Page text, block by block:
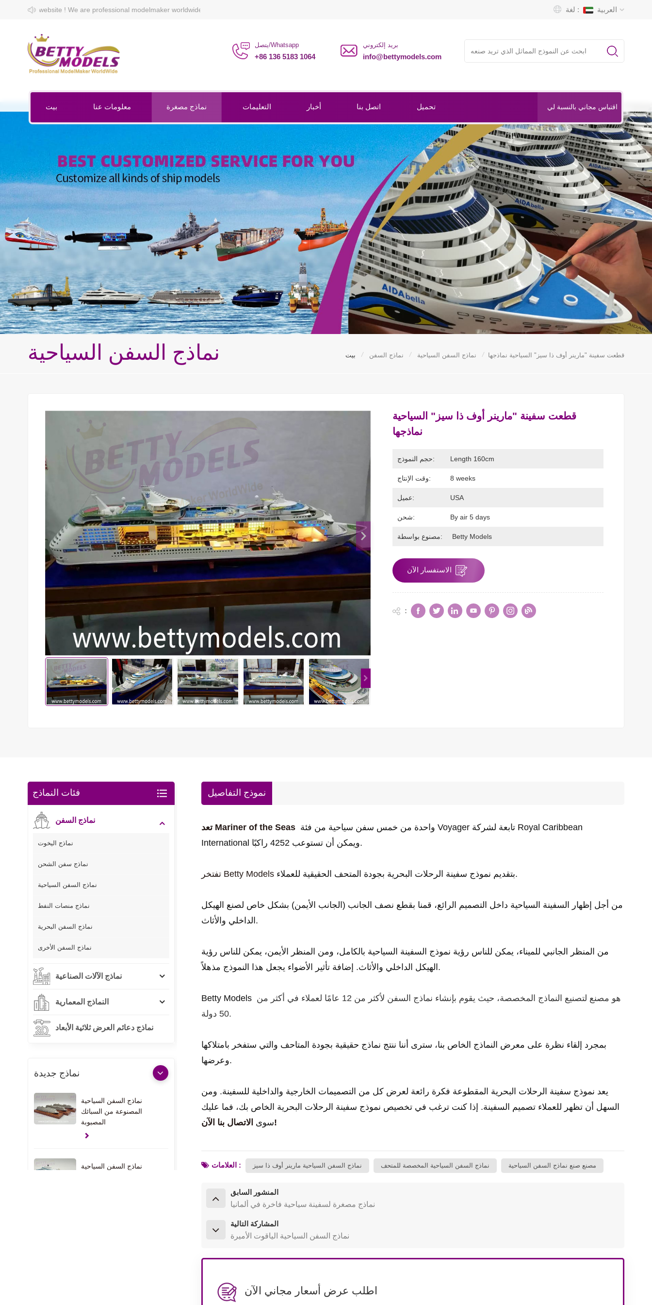
are professional modelmaker worldwide. لغة : العربية
يتصل/Whatsapp
+86 136 5183 1064
بريد إلكتروني
info@bettymodels.com
اقتباس مجاني بالنسبة لي بيت معلومات عنا نماذج مصغرة التعليمات أخبار اتصل بنا تحميل
نماذج السفن السياحية بيت / نماذج السفن / نماذج السفن السياحية / قطعت سفينة "مارينر أوف ذا سيز" السياحية نماذجها
قطعت سفينة "مارينر أوف ذا سيز" السياحية
نماذجها
حجم النموذج: Length 160cm
وقت الإنتاج: 8 weeks
عميل: USA
شحن: By air 5 days
مصنوع بواسطة: Betty Models
الاستفسار الآن
:
نموذج التفاصيل
تعد Mariner of the Seasواحدة من خمس سفن سياحية من فئة Voyager تابعة لشركة Royal Caribbean
International ويمكن أن تستوعب 4252 راكبًا.
تفتخر Betty Models بتقديم نموذج سفينة الرحلات البحرية بجودة المتحف الحقيقية للعملاء.
من أجل إظهار السفينة السياحية داخل التصميم الرائع، قمنا بقطع نصف الجانب (الجانب الأيمن) بشكل خاص لصنع الهيكل
الداخلي والأثاث.
من المنظر الجانبي للميناء، يمكن للناس رؤية نموذج السفينة السياحية بالكامل، ومن المنظر الأيمن، يمكن للناس رؤية
الهيكل الداخلي والأثاث.إضافة تأثير الأضواء يجعل هذا النموذج مذهلاً.
Betty Models
50 دولة.
بمجرد إلقاء نظرة على معرض النماذج الخاص بنا، سترى أننا ننتج نماذج حقيقية بجودة المتاحف والتي ستفخر بامتلاكها
وعرضها.
يعد نموذج سفينة الرحلات البحرية المقطوعة فكرة رائعة لعرض كل من التصميمات الخارجية والداخلية للسفينة. ومن
السهل أن تظهر للعملاء تصميم السفينة. إذا كنت ترغب في تخصيص نموذج سفينة الرحلات البحرية الخاص بك، فما عليك
سوىالاتصال بنا الآن!
العلامات : نماذج السفن السياحية مارينر أوف ذا سيز نماذج السفن السياحية المخصصة للمتحف مصنع صنع نماذج السفن السياحية
المنشور السابق
نماذج مصغرة لسفينة سياحية فاخرة في ألمانيا
المشاركة التالية
نماذج السفن السياحية الياقوت الأميرة
اطلب عرض أسعار مجاني الآن
فئات النماذج
نماذج السفن
نماذج اليخوت
نماذج سفن الشحن
نماذج السفن السياحية
نماذج منصات النفط
نماذج السفن البحرية
نماذج السفن الأخرى
نماذج الآلات الصناعية
النماذج المعمارية
نماذج دعائم العرض ثلاثية الأبعاد
نماذج جديدة
نماذج السفن السياحية
المصنوعة من السبائك
المصبوبة
نماذج السفن السياحية